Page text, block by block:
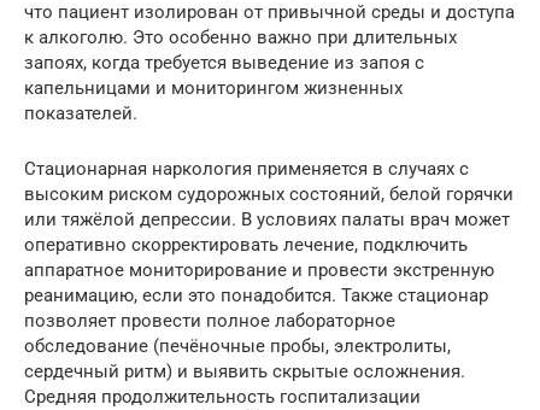
что пациент изолирован от привычной среды и доступа
к алкоголю. Это особенно важно при длительных
запоях, когда требуется выведение из запоя с
капельницами и мониторингом жизненных
показателей.
Стационарная наркология применяется в случаях с
высоким риском судорожных состояний, белой горячки
или тяжёлой депрессии. В условиях палаты врач может
оперативно скорректировать лечение, подключить
аппаратное мониторирование и провести экстренную
реанимацию, если это понадобится. Также стационар
позволяет провести полное лабораторное
обследование (печёночные пробы, электролиты,
сердечный ритм) и выявить скрытые осложнения.
Средняя продолжительность госпитализации